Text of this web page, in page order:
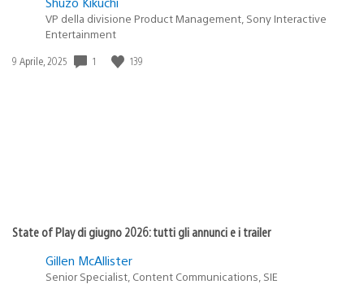
VP della divisione Product Management, Sony Interactive
Entertainment
Data
9 Aprile, 2025 1 139
State of Play di giugno 2026: tutti gli annunci e i trailer
Gillen McAllister
Senior Specialist, Content Communications, SIE